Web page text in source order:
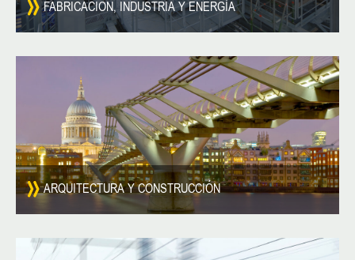
FABRICACIÓN, INDUSTRIA Y ENERGÍA
ARQUITECTURA Y CONSTRUCCIÓN